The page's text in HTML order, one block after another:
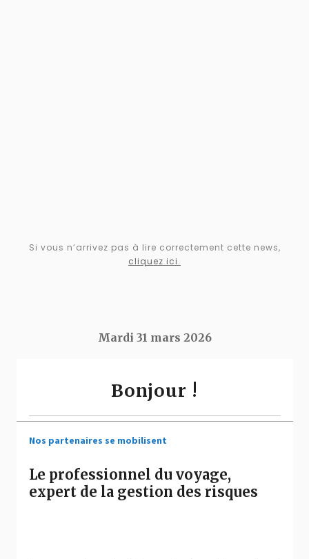
Si vous n’arrivez pas à lire correctement cette news,
cliquez ici.
Mardi 31 mars 2026
Bonjour !
Nos partenaires se mobilisent
Le professionnel du voyage,
expert de la gestion des risques